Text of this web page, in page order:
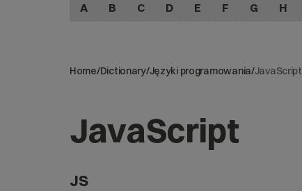
A B C D E F G H
Home/Dictionary/Języki programowania/JavaScript
JavaScript
JS